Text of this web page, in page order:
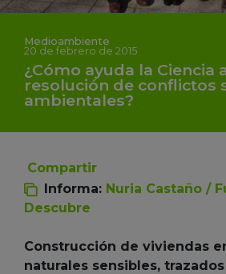
Medioambiente
20 de febrero de 2015
¿Cómo ayuda la Ciencia
resolución de conflictos
ambientales?
Compartir
Informa: Nuria Castaño /
Descubre
Construcción de viviendas
naturales sensibles,